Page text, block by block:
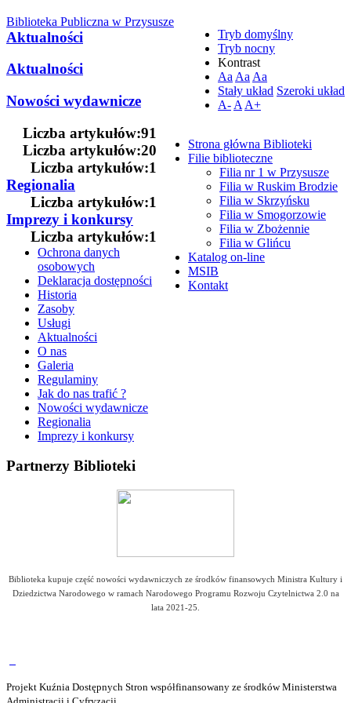
Tryb domyślny
Tryb nocny
Kontrast
Aa Aa Aa
Stały układ Szeroki układ
A- A A+
Biblioteka Publiczna w Przysusze
Strona główna Biblioteki
Filie biblioteczne
Filia nr 1 w Przysusze
Filia w Ruskim Brodzie
Filia w Skrzyńsku
Filia w Smogorzowie
Filia w Zbożennie
Filia w Glińcu
Katalog on-line
MSIB
Kontakt
Aktualności
Liczba artykułów:91
Aktualności
Liczba artykułów:20
Nowości wydawnicze
Liczba artykułów:1
Regionalia
Liczba artykułów:1
Imprezy i konkursy
Liczba artykułów:1
Ochrona danych
osobowych
Deklaracja dostępności
Historia
Zasoby
Usługi
Aktualności
O nas
Galeria
Regulaminy
Jak do nas trafić ?
Nowości wydawnicze
Regionalia
Imprezy i konkursy
Partnerzy Biblioteki
Biblioteka kupuje część nowości wydawniczych ze środków finansowych Ministra Kultury i
Dziedzictwa Narodowego w ramach Narodowego Programu Rozwoju Czytelnictwa 2.0 na
lata 2021-25.
Projekt Kuźnia Dostępnych Stron współfinansowany ze środków Ministerstwa